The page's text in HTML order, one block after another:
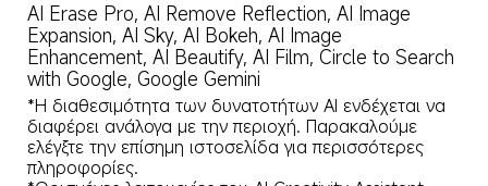
AI Erase Pro, AI Remove Reflection, AI Image
Expansion, AI Sky, AI Bokeh, AI Image
Enhancement, AI Beautify, AI Film, Circle to Search
with Google, Google Gemini
*Η διαθεσιμότητα των δυνατοτήτων AI ενδέχεται να
διαφέρει ανάλογα με την περιοχή. Παρακαλούμε
ελέγξτε την επίσημη ιστοσελίδα για περισσότερες
πληροφορίες.